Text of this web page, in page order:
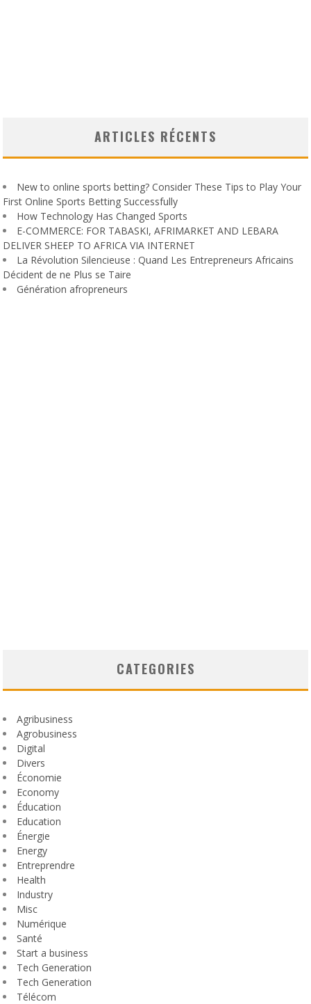
ARTICLES RÉCENTS
New to online sports betting? Consider These Tips to Play Your
First Online Sports Betting Successfully
How Technology Has Changed Sports
E-COMMERCE: FOR TABASKI, AFRIMARKET AND LEBARA
DELIVER SHEEP TO AFRICA VIA INTERNET
La Révolution Silencieuse : Quand Les Entrepreneurs Africains
Décident de ne Plus se Taire
Génération afropreneurs
CATEGORIES
Agribusiness
Agrobusiness
Digital
Divers
Économie
Economy
Éducation
Education
Énergie
Energy
Entreprendre
Health
Industry
Misc
Numérique
Santé
Start a business
Tech Generation
Tech Generation
Télécom